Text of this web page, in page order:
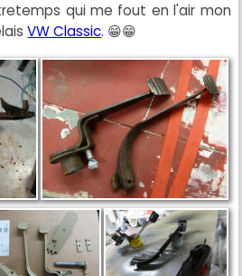
qui me fout en l'air mon
VW Classic. 😁😁